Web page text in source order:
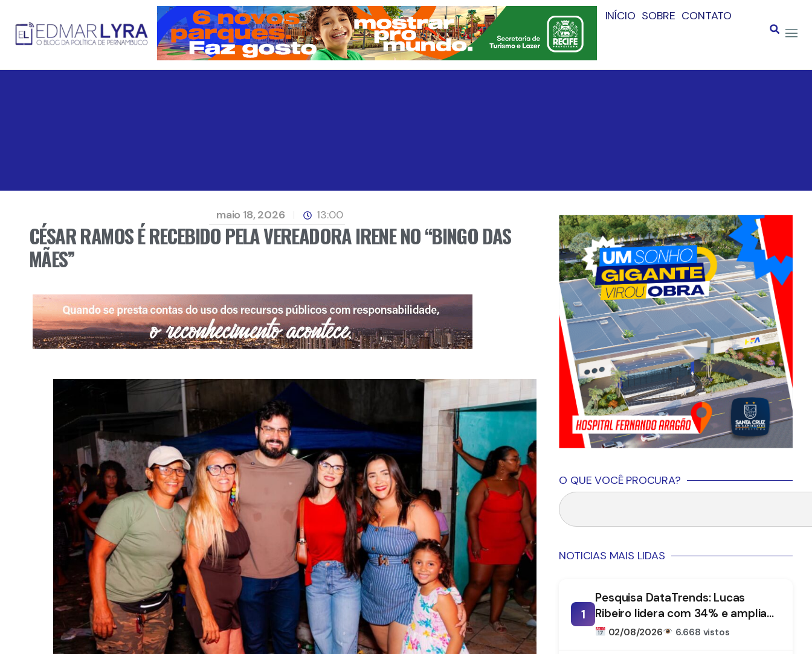
INÍCIO SOBRE CONTATO
maio 18, 2026 13:00
CÉSAR RAMOS É RECEBIDO PELA VEREADORA IRENE NO “BINGO DAS
MÃES”
O QUE VOCÊ PROCURA?
NOTICIAS MAIS LIDAS
1
Pesquisa DataTrends: Lucas
Ribeiro lidera com 34% e amplia
vantagem na disputa pelo
02/08/2026 6.668 vistos